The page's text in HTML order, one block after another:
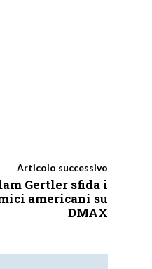
Articolo successivo
Gertler sfida i
americani su
DMAX